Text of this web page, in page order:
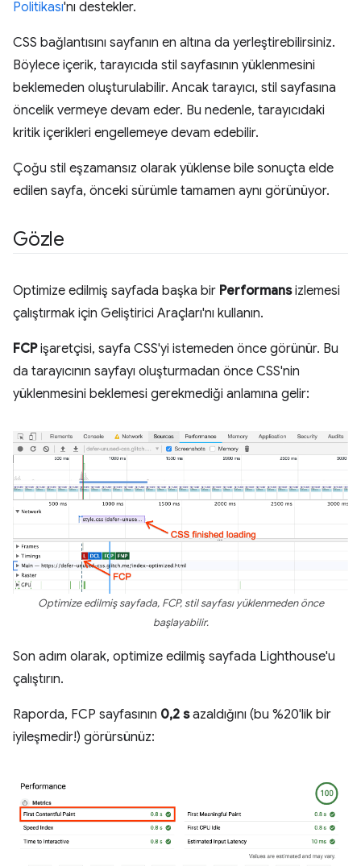
Politikası'nı destekler.
CSS bağlantısını sayfanın en altına da yerleştirebilirsiniz.
Böylece içerik, tarayıcıda stil sayfasının yüklenmesini
beklemeden oluşturulabilir. Ancak tarayıcı, stil sayfasına
öncelik vermeye devam eder. Bu nedenle, tarayıcıdaki
kritik içerikleri engellemeye devam edebilir.
Çoğu stil eşzamansız olarak yüklense bile sonuçta elde
edilen sayfa, önceki sürümle tamamen aynı görünüyor.
Gözle
Optimize edilmiş sayfada başka bir Performansizlemesi
çalıştırmak için Geliştirici Araçları'nı kullanın.
FCPişaretçisi, sayfa CSS'yi istemeden önce görünür. Bu
da tarayıcının sayfayı oluşturmadan önce CSS'nin
yüklenmesini beklemesi gerekmediği anlamına gelir:
Optimize edilmiş sayfada, FCP, stil sayfası yüklenmeden önce
başlayabilir.
Son adım olarak, optimize edilmiş sayfada Lighthouse'u
çalıştırın.
Raporda, FCP sayfasının 0,2 sazaldığını (bu %20'lik bir
iyileşmedir!) görürsünüz: